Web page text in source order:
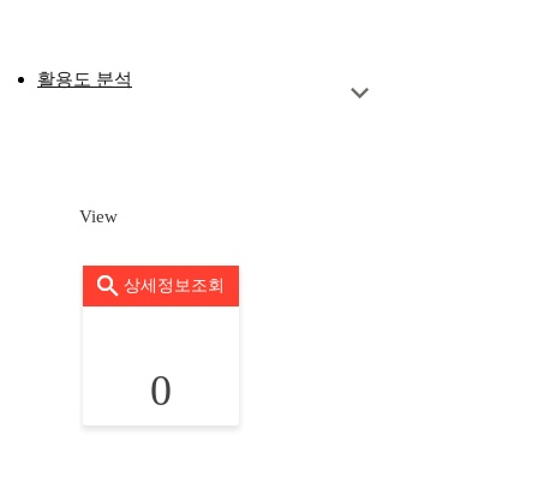
활용도 분석
View
상세정보조회
0